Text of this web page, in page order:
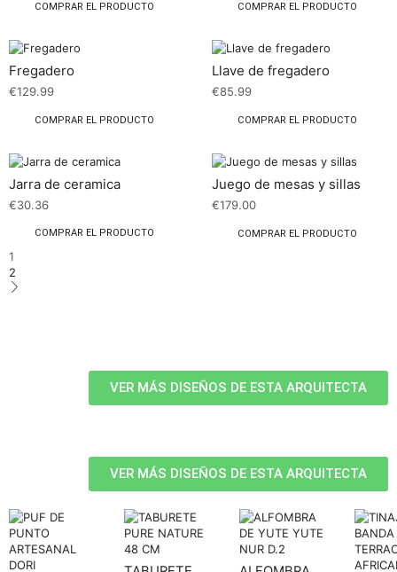
COMPRAR EL PRODUCTO COMPRAR EL PRODUCTO
Fregadero
€129.99
COMPRAR EL PRODUCTO
Llave de fregadero
€85.99
COMPRAR EL PRODUCTO
Jarra de ceramica
€30.36
COMPRAR EL PRODUCTO
Juego de mesas y sillas
€179.00
COMPRAR EL PRODUCTO
1
2
VER MÁS DISEÑOS DE ESTA ARQUITECTA
VER MÁS DISEÑOS DE ESTA ARQUITECTA